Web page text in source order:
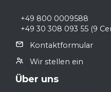
+49 800 0009588
+49 30 308 093 55 (9
Kontaktformular
Wir stellen ein
Über uns